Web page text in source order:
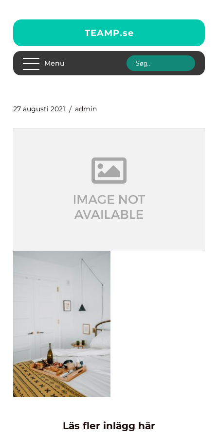
TEAMP.se
Menu
27 augusti 2021 admin
Läs fler inlägg här